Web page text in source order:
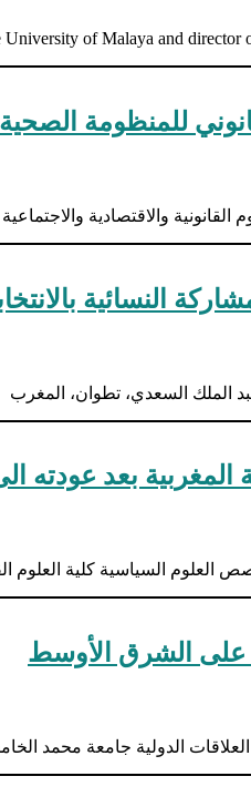
of Malaya and director
للمنظومة
القانونية والاقتصادية
النسائية
الملك السعدي، تطوان، المغرب
المغربية بعد عودته
السياسية كلية العلوم
الشرق الأوسط
الدولية جامعة محمد